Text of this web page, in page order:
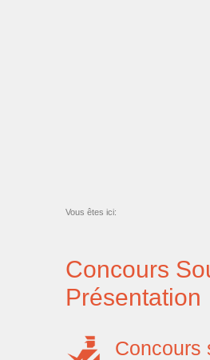
Vous êtes ici:
Concours
Présentation
Concours